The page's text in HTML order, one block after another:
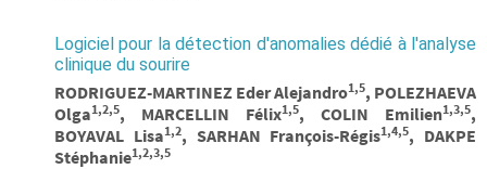
Logiciel pour la détection d'anomalies dédié à l'analyse
clinique du sourire
RODRIGUEZ-MARTINEZ Eder Alejandro1,5, POLEZHAEVA
Olga1,2,5, MARCELLIN Félix1,5, COLIN Emilien1,3,5,
BOYAVAL Lisa1,2, SARHAN François-Régis1,4,5, DAKPE
Stéphanie1,2,3,5